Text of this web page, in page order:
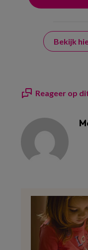
Bekijk
Reageer op